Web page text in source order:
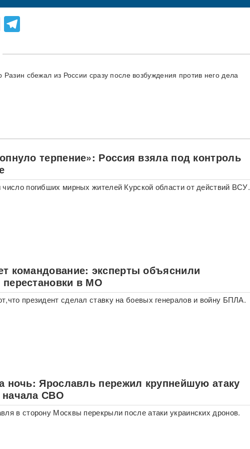
Viber
сбежал из России сразу после возбуждения против него дела
терпение»: Россия взяла под контроль
погибших мирных жителей Курской области от действий ВСУ.
командование: эксперты объяснили
в МО
президент сделал ставку на боевых генералов и войну БПЛА.
ночь: Ярославль пережил крупнейшую атаку
СВО
в сторону Москвы перекрыли после атаки украинских дронов.